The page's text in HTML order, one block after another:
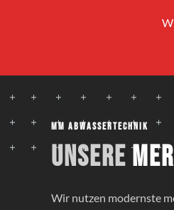
MM Abwassertechnik
Unsere
Wir nutzen modernste